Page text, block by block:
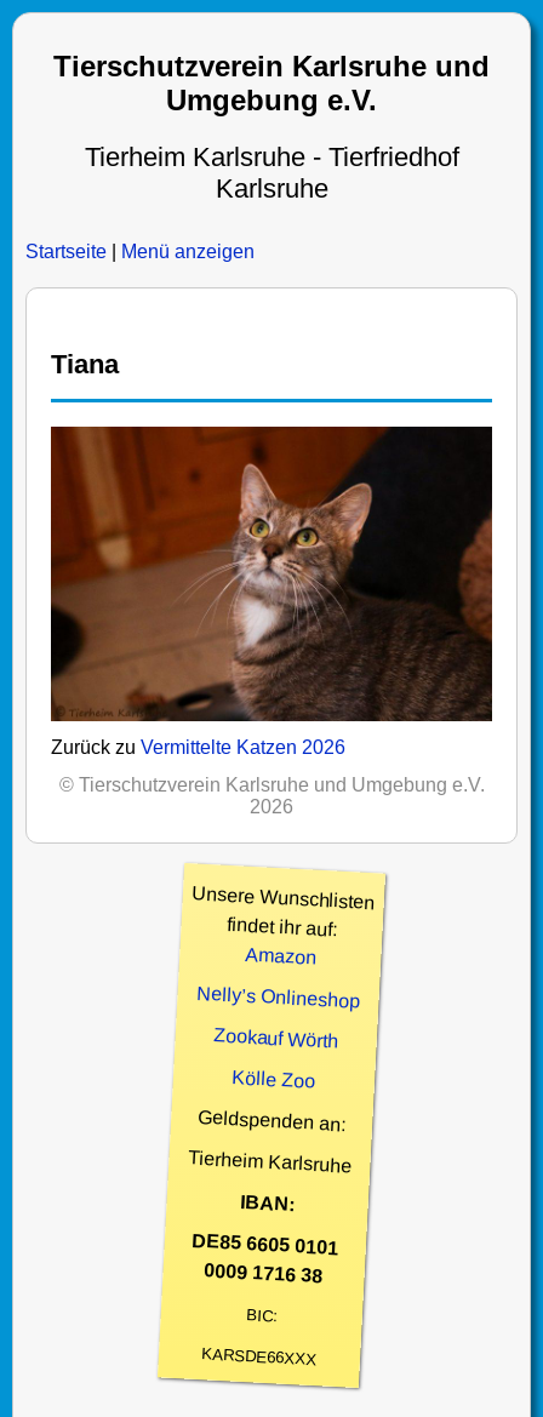
Tierschutzverein Karlsruhe und
Umgebung e.V.
Tierheim Karlsruhe - Tierfriedhof
Karlsruhe
Startseite Menü anzeigen
Tiana
Zurück zu Vermittelte Katzen 2026
© Tierschutzverein Karlsruhe und Umgebung e.V.
2026
Unsere Wunschlisten
findet ihr auf:
Amazon
Nelly’s Onlineshop
Zookauf Wörth
Kölle Zoo
Geldspenden an:
Tierheim Karlsruhe
IBAN:
DE85 6605 0101
0009 1716 38
BIC:
KARSDE66XXX